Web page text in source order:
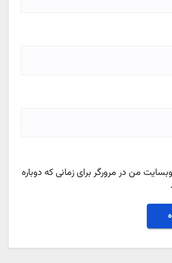
من در مرورگر برای زمانی که دوباره